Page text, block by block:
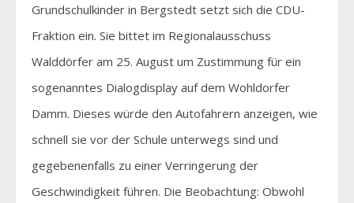
Grundschulkinder in Bergstedt setzt sich die CDU-
Fraktion ein. Sie bittet im Regionalausschuss
Walddörfer am 25. August um Zustimmung für ein
sogenanntes Dialogdisplay auf dem Wohldorfer
Damm. Dieses würde den Autofahrern anzeigen, wie
schnell sie vor der Schule unterwegs sind und
gegebenenfalls zu einer Verringerung der
Geschwindigkeit führen. Die Beobachtung: Obwohl